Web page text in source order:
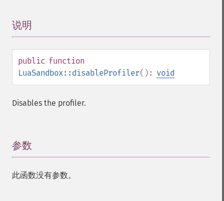
说明
public function
LuaSandbox::disableProfiler(): void
Disables the profiler.
参数
此函数没有参数。